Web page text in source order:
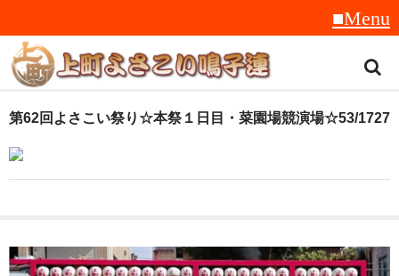
トップ
スタッフ紹介
音楽
第62回よさこい祭り☆本祭１日目・菜園場競演場☆53/1727